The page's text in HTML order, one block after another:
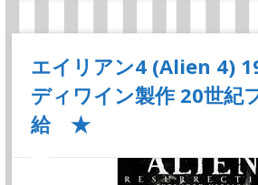
エイリアン4 (Alien 4)
ディワイン製作 20世紀
給 ★